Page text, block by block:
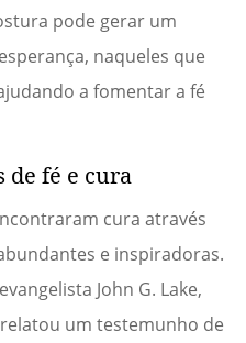
pode gerar um
naqueles que
a fomentar a fé
de fé e cura
cura através
e inspiradoras.
John G. Lake,
um testemunho de